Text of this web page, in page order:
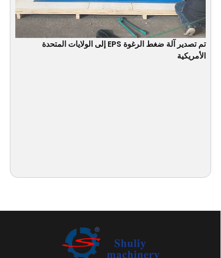
تم تصدير آلة ضغط الرغوة EPS إلى الولايات المتحدة
الأمريكية